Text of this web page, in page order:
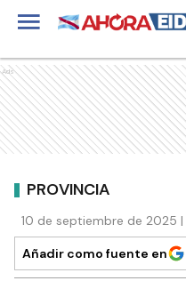
Ads
PROVINCIA
10 de septiembre de 2025
Añadir como fuente en